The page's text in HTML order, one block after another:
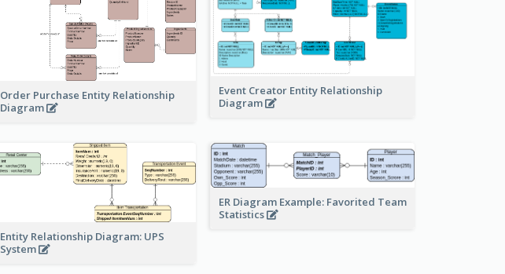
Order Purchase Entity Relationship
Diagram
Event Creator Entity Relationship
Diagram
Entity Relationship Diagram: UPS
System
ER Diagram Example: Favorited Team
Statistics